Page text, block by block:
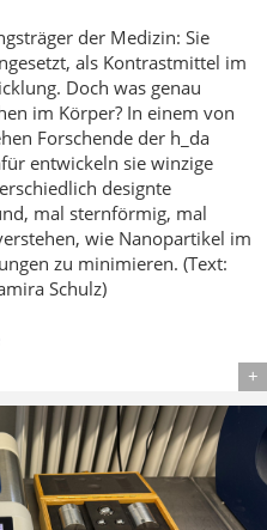
der Medizin: Sie
als Kontrastmittel im
Doch was genau
im Körper? In einem von
Forschende der h_da
entwickeln sie winzige
designte
mal sternförmig, mal
wie Nanopartikel im
zu minimieren. (Text:
Schulz)